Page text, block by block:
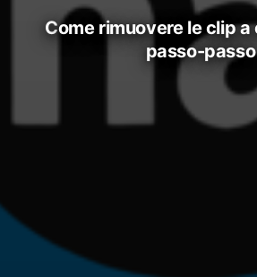
come rimuovere le clip a e: una guida
passo-passo